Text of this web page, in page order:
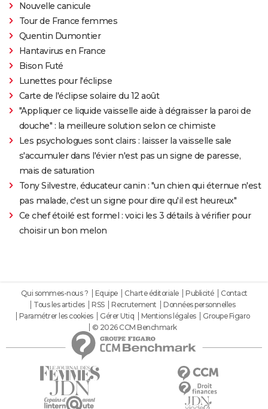
Nouvelle canicule
Tour de France femmes
Quentin Dumontier
Hantavirus en France
Bison Futé
Lunettes pour l'éclipse
Carte de l'éclipse solaire du 12 août
"Appliquer ce liquide vaisselle aide à dégraisser la paroi de
douche" : la meilleure solution selon ce chimiste
Les psychologues sont clairs : laisser la vaisselle sale
s'accumuler dans l'évier n'est pas un signe de paresse,
mais de saturation
Tony Silvestre, éducateur canin : "un chien qui éternue n'est
pas malade, c'est un signe pour dire qu'il est heureux"
Ce chef étoilé est formel : voici les 3 détails à vérifier pour
choisir un bon melon
Qui sommes-nous ? Equipe Charte éditoriale Publicité
Contact
Tous les articles
RSS Recrutement
Données personnelles
Paramétrer les cookies
Gérer Utiq Mentions légales
Groupe Figaro
© 2026 CCM Benchmark